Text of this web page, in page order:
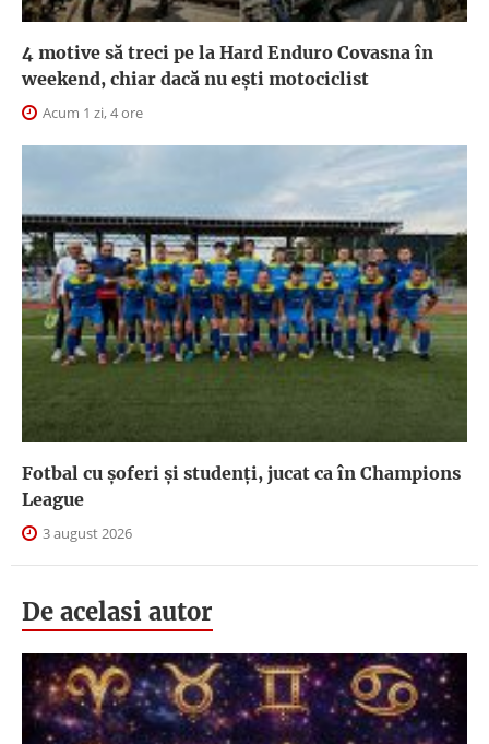
4 motive să treci pe la Hard Enduro Covasna în
weekend, chiar dacă nu ești motociclist
Acum 1 zi, 4 ore
Fotbal cu șoferi și studenți, jucat ca în Champions
League
3 august 2026
De acelasi autor